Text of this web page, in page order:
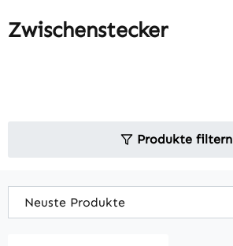
Zwischenstecker
Produkte filtern